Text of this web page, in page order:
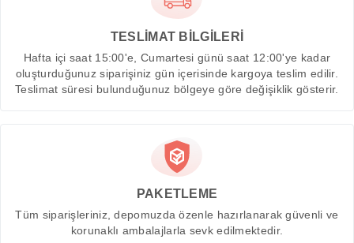
TESLİMAT BİLGİLERİ
Hafta içi saat 15:00'e, Cumartesi günü saat 12:00'ye kadar
oluşturduğunuz siparişiniz gün içerisinde kargoya teslim edilir.
Teslimat süresi bulunduğunuz bölgeye göre değişiklik gösterir.
PAKETLEME
Tüm siparişleriniz, depomuzda özenle hazırlanarak güvenli ve
korunaklı ambalajlarla sevk edilmektedir.